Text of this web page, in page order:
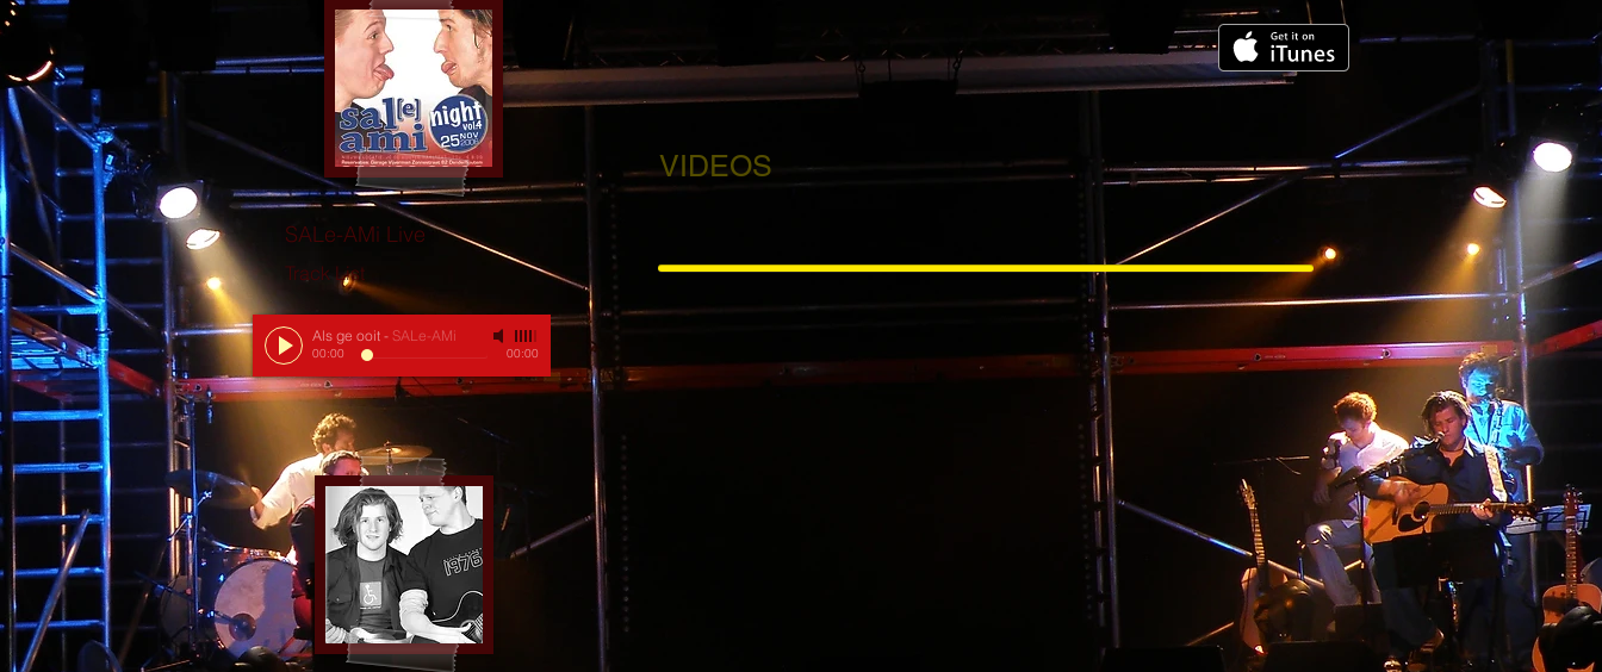
SALe-AMi Live
Track List
Als ge ooit - SALe-AMi
00:00 00:00
VIDEOS